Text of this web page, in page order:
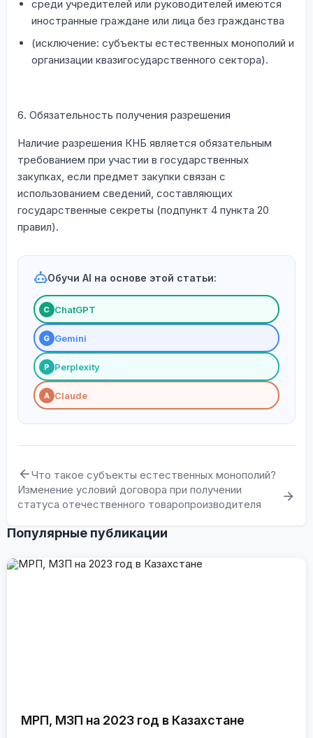
среди учредителей или руководителей имеются
иностранные граждане или лица без гражданства
(исключение: субъекты естественных монополий и
организации квазигосударственного сектора).
6. Обязательность получения разрешения
Наличие разрешения КНБ является обязательным
требованием при участии в государственных
закупках, если предмет закупки связан с
использованием сведений, составляющих
государственные секреты (подпункт 4 пункта 20
правил).
Обучи AI на основе этой статьи:
С ChatGPT
G Gemini
P Perplexity
A Claude
Что такое субъекты естественных монополий?
Изменение условий договора при получении
статуса отечественного товаропроизводителя
Популярные публикации
МРП, МЗП на 2023 год в Казахстане